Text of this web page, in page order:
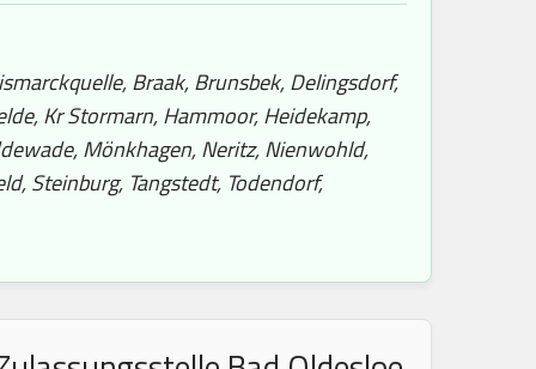
Braak, Brunsbek, Delingsdorf,
Kr Stormarn, Hammoor, Heidekamp,
Mönkhagen, Neritz, Nienwohld,
Steinburg, Tangstedt, Todendorf,